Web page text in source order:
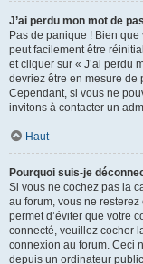
J’ai perdu mon mot de
Pas de panique ! Bien
peut facilement être
et cliquer sur « J’ai perdu
devriez être en mesure de
Cependant, si vous ne
invitons à contacter un
Haut
Pourquoi suis-je
Si vous ne cochez pas la
au forum, vous ne
permet d’éviter que votre
connecté, veuillez cocher
connexion au forum. Ceci
depuis un ordinateur